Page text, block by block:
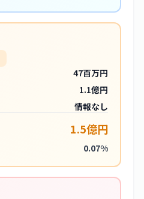
47百万円
1.1億円
情報なし
1.5億円
0.07%